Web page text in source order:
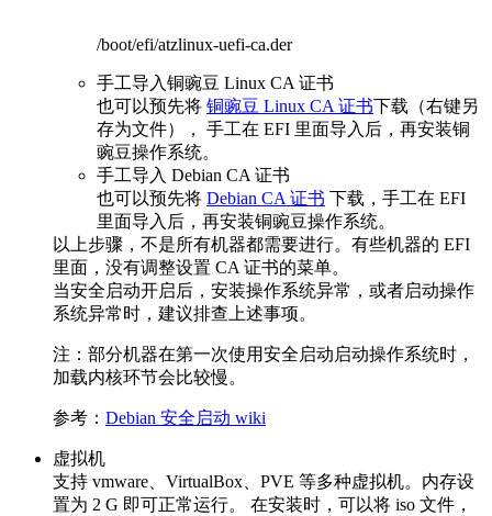
/boot/efi/atzlinux-uefi-ca.der
手工导入铜豌豆 Linux CA 证书
也可以预先将 铜豌豆 Linux CA 证书下载（右键另
存为文件）， 手工在 EFI 里面导入后，再安装铜
豌豆操作系统。
手工导入 Debian CA 证书
也可以预先将 Debian CA 证书 下载，手工在 EFI
里面导入后，再安装铜豌豆操作系统。
以上步骤，不是所有机器都需要进行。有些机器的 EFI
里面，没有调整设置 CA 证书的菜单。
当安全启动开启后，安装操作系统异常，或者启动操作
系统异常时，建议排查上述事项。
注：部分机器在第一次使用安全启动启动操作系统时，
加载内核环节会比较慢。
参考： Debian 安全启动 wiki
虚拟机
支持 vmware、VirtualBox、PVE 等多种虚拟机。内存设
置为 2 G 即可正常运行。 在安装时，可以将 iso 文件，